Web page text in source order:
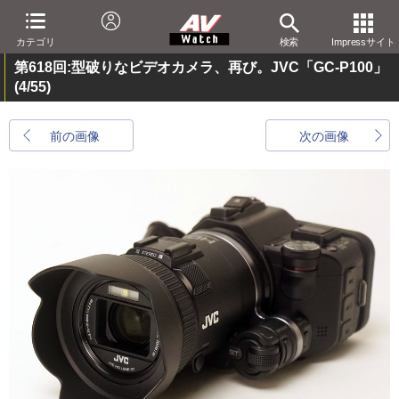
カテゴリ 検索 Impressサイト
第618回:型破りなビデオカメラ、再び。JVC「GC-P100」
(4/55)
前の画像 次の画像